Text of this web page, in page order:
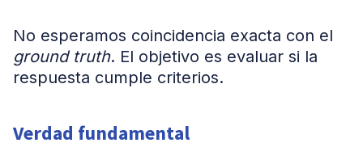
No esperamos coincidencia exacta con el
ground truth. El objetivo es evaluar si la
respuesta cumple criterios.
Verdad fundamental